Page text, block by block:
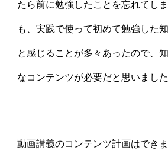
たら前に勉強したことを忘れてし
も、実践で使って初めて勉強した
と感じることが多々あったので、
なコンテンツが必要だと思いました
動画講義のコンテンツ計画はでき